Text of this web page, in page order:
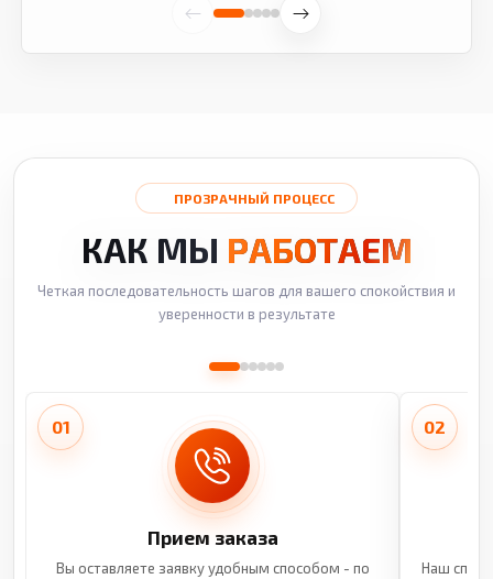
ПРОЗРАЧНЫЙ ПРОЦЕСС
КАК МЫ РАБОТАЕМ
Четкая последовательность шагов для вашего спокойствия и
уверенности в результате
01
Прием заказа
Вы оставляете заявку удобным способом - по
02
Наш